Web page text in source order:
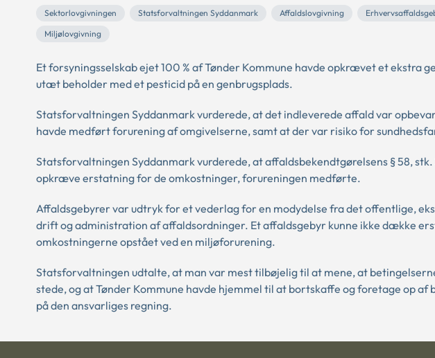
Sektorlovgivningen Statsforvaltningen Syddanmark Affaldslovgivning
Miljølovgivning
Et forsyningsselskab ejet 100 % af Tønder Kommune havde opkrævet et ekstra
utæt beholder med et pesticid på en genbrugsplads.
Statsforvaltningen Syddanmark vurderede, at det indleverede affald var
havde medført forurening af omgivelserne, samt at der var risiko for
Statsforvaltningen Syddanmark vurderede, at affaldsbekendtgørelsens § 58,
opkræve erstatning for de omkostninger, forureningen medførte.
Affaldsgebyrer var udtryk for et vederlag for en modydelse fra det offentlige,
drift og administration af affaldsordninger. Et affaldsgebyr kunne ikke dække
omkostningerne opstået ved en miljøforurening.
Statsforvaltningen udtalte, at man var mest tilbøjelig til at mene, at
stede, og at Tønder Kommune havde hjemmel til at bortskaffe og foretage op
på den ansvarliges regning.